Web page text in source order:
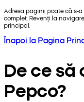
Adresa paginii poate că s-
complet. Revenți la
principal.
Înapoi la Pagina
De ce să
Pepco?